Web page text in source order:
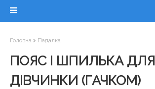
Головна Падалка
ПОЯС І ШПИЛЬКА ДЛЯ
ДІВЧИНКИ (ГАЧКОМ)